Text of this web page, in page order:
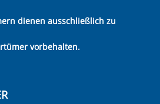
dienen ausschließlich zu
vorbehalten.